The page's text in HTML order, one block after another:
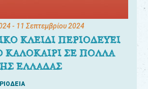
- 11 Σεπτεμβρίου 2024
ΚΛΕΙΔΙ ΠΕΡΙΟΔΕΥΕΙ
ΚΑΛΟΚΑΙΡΙ ΣΕ ΠΟΛΛΑ
ΕΛΛΑΔΑΣ